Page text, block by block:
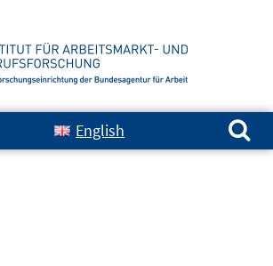
English
Suchen nach: